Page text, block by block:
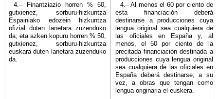
4.– Finantziazio horren % 60,
gutxienez, sorburu-hizkuntza
Espainiako edozein hizkuntza
ofizial duten lanetara zuzenduko
da; eta azken kopuru horren % 50,
gutxienez, sorburu-hizkuntza
euskara duten lanetara zuzenduko
da.
4.– Al menos el 60 por ciento de
esta financiación deberá
destinarse a producciones cuya
lengua original sea cualquiera de
las oficiales en España y, al
menos, el 50 por ciento de la
precitada financiación destinada a
producciones cuya lengua original
sea cualquiera de las oficiales en
España deberá destinarse, a su
vez, a obras que tengan como
lengua originaria el euskera.